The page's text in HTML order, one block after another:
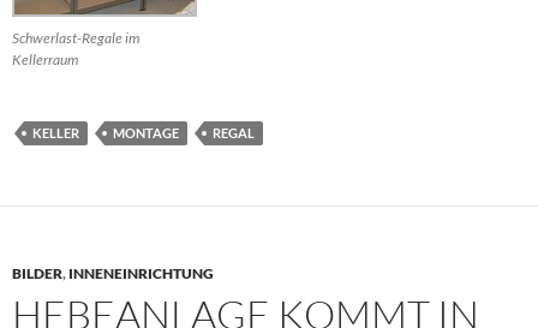
Schwerlast-Regale im
Kellerraum
KELLER MONTAGE REGAL
BILDER, INNENEINRICHTUNG
HEBEANLAGE KOMMT IN